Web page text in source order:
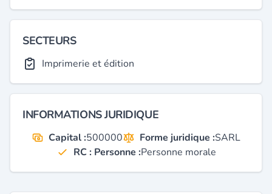
SECTEURS
Imprimerie et édition
INFORMATIONS JURIDIQUE
Capital :500000 Forme juridique :SARL
RC : Personne :Personne morale